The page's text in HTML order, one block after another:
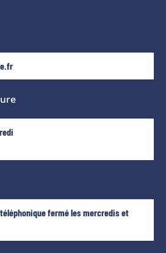
téléphonique fermé les mercredis et